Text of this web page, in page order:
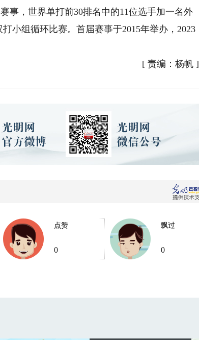
，世界单打前30排名中的11位选手加一名外
小组循环比赛。首届赛事于2015年举办，2023
[ 责编：杨帆]
点赞
0
飘过
0